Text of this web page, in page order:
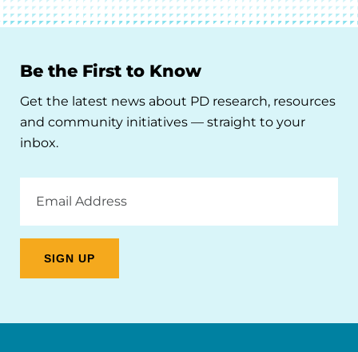
Be the First to Know
Get the latest news about PD research, resources
and community initiatives — straight to your
inbox.
Address